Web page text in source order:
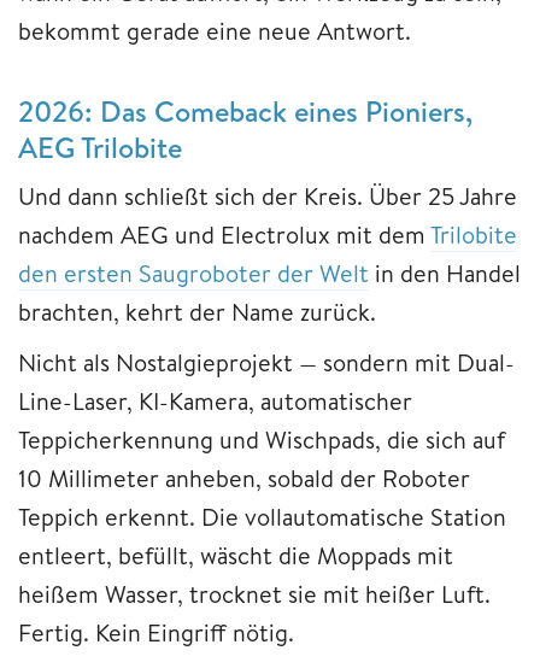
bekommt gerade eine neue Antwort.
2026: Das Comeback eines Pioniers,
AEG Trilobite
Und dann schließt sich der Kreis. Über 25 Jahre
nachdem AEG und Electrolux mit dem Trilobite
den ersten Saugroboter der Welt in den Handel
brachten, kehrt der Name zurück.
Nicht als Nostalgieprojekt — sondern mit Dual-
Line-Laser, KI-Kamera, automatischer
Teppicherkennung und Wischpads, die sich auf
10 Millimeter anheben, sobald der Roboter
Teppich erkennt. Die vollautomatische Station
entleert, befüllt, wäscht die Moppads mit
heißem Wasser, trocknet sie mit heißer Luft.
Fertig. Kein Eingriff nötig.